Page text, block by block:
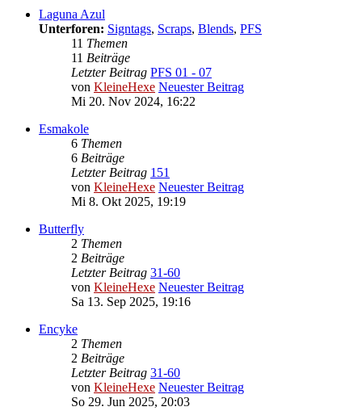
Laguna Azul
Unterforen: Signtags, Scraps, Blends, PFS
11 Themen
11 Beiträge
Letzter Beitrag PFS 01 - 07
von KleineHexe Neuester Beitrag
Mi 20. Nov 2024, 16:22
Esmakole
6 Themen
6 Beiträge
Letzter Beitrag 151
von KleineHexe Neuester Beitrag
Mi 8. Okt 2025, 19:19
Butterfly
2 Themen
2 Beiträge
Letzter Beitrag 31-60
von KleineHexe Neuester Beitrag
Sa 13. Sep 2025, 19:16
Encyke
2 Themen
2 Beiträge
Letzter Beitrag 31-60
von KleineHexe Neuester Beitrag
So 29. Jun 2025, 20:03